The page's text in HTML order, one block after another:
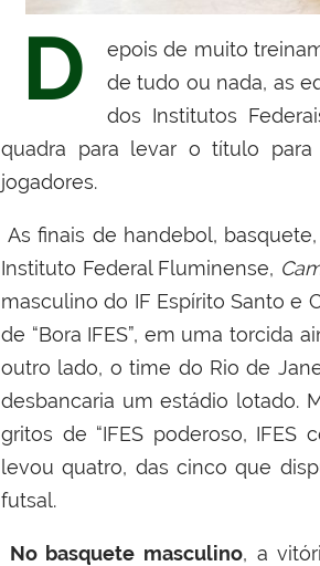
D
epois de muito
de tudo ou nada, as
dos Institutos
quadra para levar o título
jogadores.
As finais de handebol,
Instituto Federal Fluminense,
masculino do IF Espírito Santo e
de “Bora IFES”, em uma torcida
outro lado, o time do Rio de
desbancaria um estádio lotado.
gritos de “IFES poderoso, IFES
levou quatro, das cinco que
futsal.
No basquete masculino, a